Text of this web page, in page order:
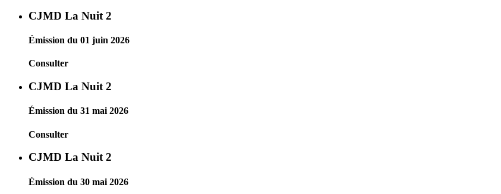
CJMD La Nuit 2
Émission du 01 juin 2026
Consulter
CJMD La Nuit 2
Émission du 31 mai 2026
Consulter
CJMD La Nuit 2
Émission du 30 mai 2026